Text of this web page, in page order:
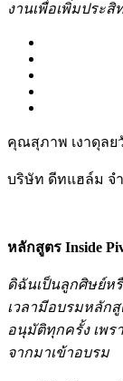
งานเพื่อเพิ่มประ
คุณสุภาพ เงาดุลย
บริษัท ดีทแฮล์ม จ
หลักสูตร Inside
ดิฉันเป็นลูกศิษย์หรื
เวลามีอบรมหลัก
อนุมัติทุกครั้ง เพ
จากมาเข้าอบรม